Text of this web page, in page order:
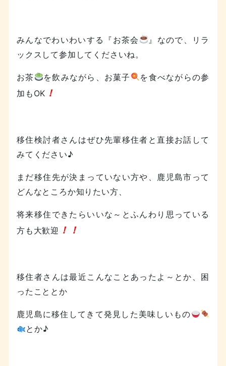
みんなでわいわいする『お茶会
』なので、リラ
ックスして参加してくださいね。
お茶 を飲みながら、お菓子
を食べながらの参
加もOK ！
移住検討者さんはぜひ先輩移住者と直接お話して
みてください♪
まだ移住先が決まっていない方や、鹿児島市って
どんなところか知りたい方、
将来移住できたらいいな～とふんわり思っている
方も大歓迎 ！ ！
移住者さんは最近こんなことあったよ～とか、困
ったこととか
鹿児島に移住してきて発見した美味しいもの
とか♪